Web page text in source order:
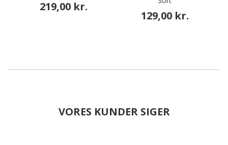
219,00 kr.
129,00 kr.
VORES KUNDER SIGER